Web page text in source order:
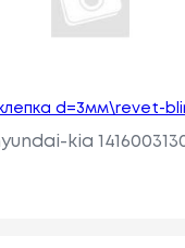
d=3мм\revet-
kia